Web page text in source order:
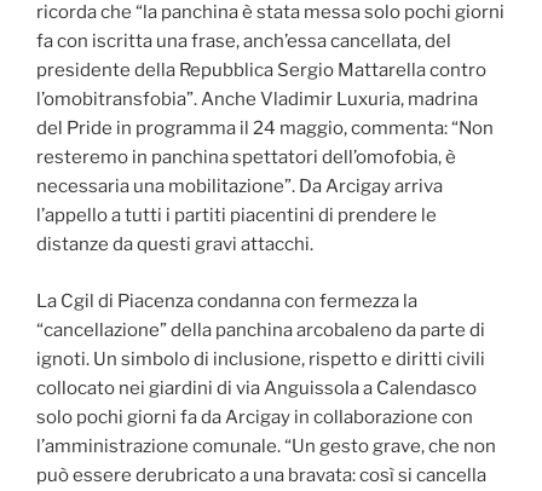
ricorda che “la panchina è stata messa solo pochi giorni
fa con iscritta una frase, anch’essa cancellata, del
presidente della Repubblica Sergio Mattarella contro
l’omobitransfobia”. Anche Vladimir Luxuria, madrina
del Pride in programma il 24 maggio, commenta: “Non
resteremo in panchina spettatori dell’omofobia, è
necessaria una mobilitazione”. Da Arcigay arriva
l’appello a tutti i partiti piacentini di prendere le
distanze da questi gravi attacchi.
La Cgil di Piacenza condanna con fermezza la
“cancellazione” della panchina arcobaleno da parte di
ignoti. Un simbolo di inclusione, rispetto e diritti civili
collocato nei giardini di via Anguissola a Calendasco
solo pochi giorni fa da Arcigay in collaborazione con
l’amministrazione comunale. “Un gesto grave, che non
può essere derubricato a una bravata: così si cancella